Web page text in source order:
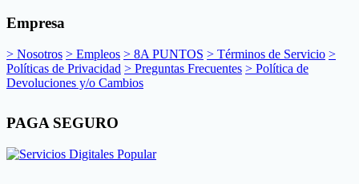
Empresa
> Nosotros > Empleos > 8A PUNTOS > Términos de Servicio >
Políticas de Privacidad > Preguntas Frecuentes > Política de
Devoluciones y/o Cambios
PAGA SEGURO